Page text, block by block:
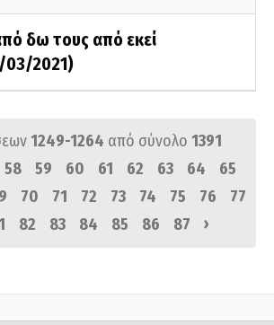
δω τους από εκεί
2021)
1249-1264 από σύνολο 1391
58 59 60 61 62 63 64
65
70 71 72 73 74 75 76
77
82 83 84 85 86 87 ›